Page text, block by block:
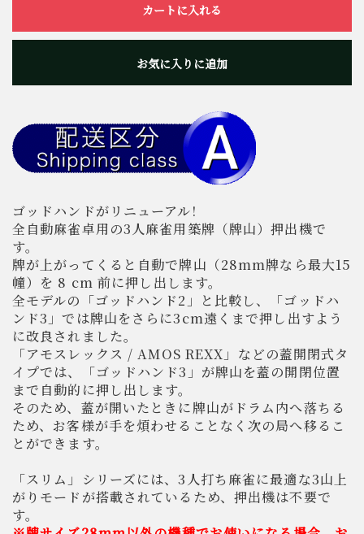
カートに入れる
お気に入りに追加
ゴッドハンドがリニューアル!
全自動麻雀卓用の3人麻雀用築牌（牌山）押出機で
す。
牌が上がってくると自動で牌山（28mm牌なら最大15
幢）を 8 cm 前に押し出します。
全モデルの「ゴッドハンド2」と比較し、「ゴッドハ
ンド3」では牌山をさらに3cm遠くまで押し出すよう
に改良されました。
「アモスレックス / AMOS REXX」などの蓋開閉式タ
イプでは、「ゴッドハンド3」が牌山を蓋の開閉位置
まで自動的に押し出します。
そのため、蓋が開いたときに牌山がドラム内へ落ちる
ため、お客様が手を煩わせることなく次の局へ移るこ
とができます。
「スリム」シリーズには、3人打ち麻雀に最適な3山上
がりモードが搭載されているため、押出機は不要で
す。